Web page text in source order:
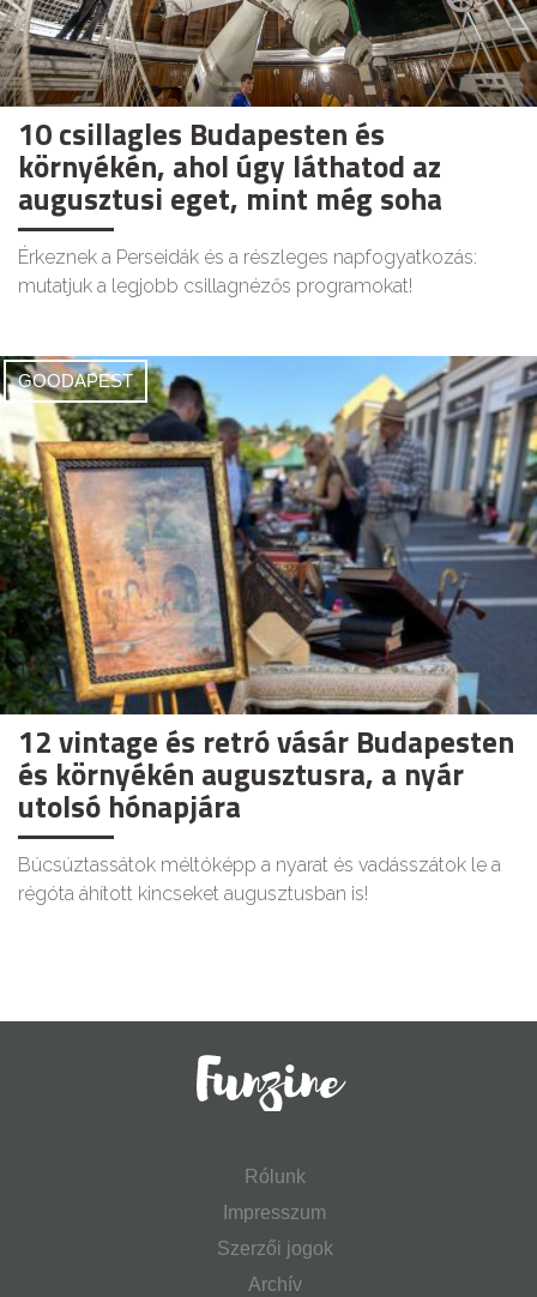
10 csillagles Budapesten és
környékén, ahol úgy láthatod az
augusztusi eget, mint még soha
Érkeznek a Perseidák és a részleges napfogyatkozás:
mutatjuk a legjobb csillagnézős programokat!
GOODAPEST
12 vintage és retró vásár Budapesten
és környékén augusztusra, a nyár
utolsó hónapjára
Búcsúztassátok méltóképp a nyarat és vadásszátok le a
régóta áhított kincseket augusztusban is!
Rólunk
Impresszum
Szerzői jogok
Archív